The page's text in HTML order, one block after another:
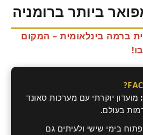
ביותר ברומניה
ברמה בינלאומית – המקום
מועדון יוקרתי עם מערכות סאונד
בעולם.
בימי שישי ולעיתים גם